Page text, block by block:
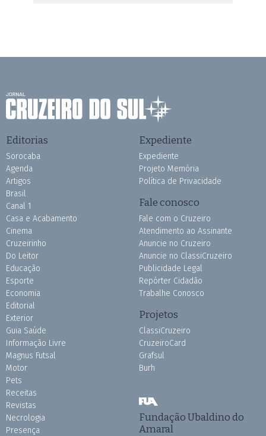
Editorias
Sorocaba
Agenda
Artigos
Brasil
Canal 1
Casa e Acabamento
Cinema
Cruzeirinho
Do Leitor
Educação
Esporte
Economia
Editorial
Exterior
Guia Saúde
Informação Livre
Magnus Futsal
Motor
Pets
Receitas
Revistas
Necrologia
Presença
Expediente
Expediente
Projeto Memória
Política de Privacidade
Fale conosco
Fale com o Cruzeiro
Atendimento ao Assinante
Anuncie no Cruzeiro
Anuncie no ClassiCruzeiro
Publicidade Legal
Repórter Cidadão
Trabalhe Conosco
Projetos
ClassiCruzeiro
CruzeiroCard
Grafsul
Burh
Fundação Ubaldino do
Amaral